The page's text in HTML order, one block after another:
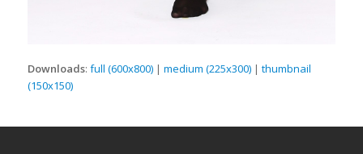
Downloads: full (600x800)| medium (225x300)| thumbnail
(150x150)